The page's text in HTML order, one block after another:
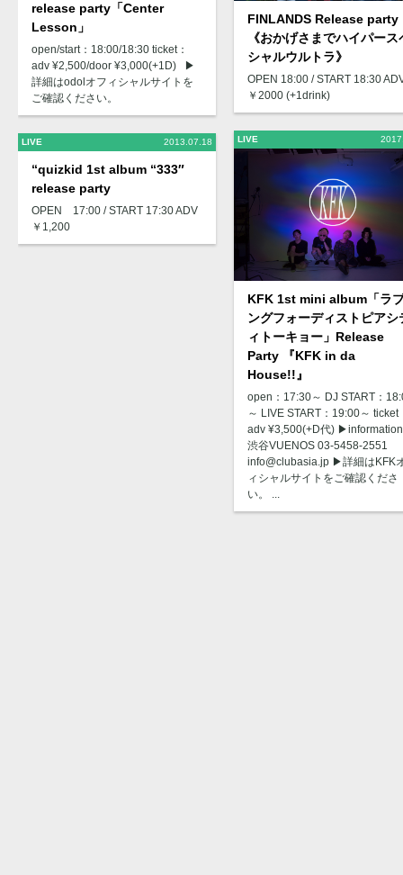
release party「Center
Lesson」
open/start：18:00/18:30 ticket：
adv ¥2,500/door ¥3,000(+1D) ▶︎
詳細はodolオフィシャルサイトを
ご確認ください。
LIVE 2013.07.18
“quizkid 1st album “333″
release party
OPEN 17:00 / START 17:30 ADV
￥1,200
FINLANDS Release party
《おかげさまでハイパース
シャルウルトラ》
OPEN 18:00 / START 18:30
￥2000 (+1drink)
LIVE
KFK 1st mini album「ラ
ングフォーディストピアシ
ィトーキョー」Release
Party 『KFK in da
House!!』
open：17:30～ DJ START：
～ LIVE START：19:00～ ticket
adv ¥3,500(+D代)
渋谷VUENOS 03-5458-2551
info@clubasia.jp ▶︎詳細はKFK
ィシャルサイトをご確認くださ
い。 ...